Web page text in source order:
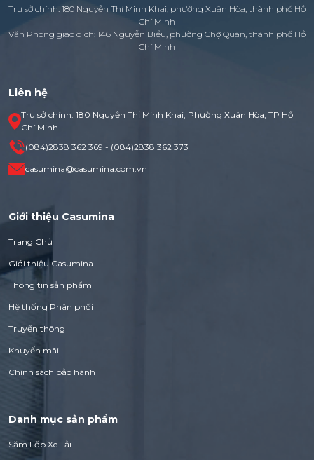
Trụ sở chính: 180 Nguyễn Thị Minh Khai, phường Xuân Hòa, thành phố Hồ
Chí Minh
Văn Phòng giao dịch: 146 Nguyễn Biểu, phường Chợ Quán, thành phố Hồ
Chí Minh
Liên hệ
Trụ sở chính: 180 Nguyễn Thị Minh Khai, Phường Xuân Hòa, TP Hồ
Chí Minh
(084)2838 362 369 - (084)2838 362 373
casumina@casumina.com.vn
Giới thiệu Casumina
Trang Chủ
Giới thiệu Casumina
Thông tin sản phẩm
Hệ thống Phân phối
Truyền thông
Khuyến mãi
Chính sách bảo hành
Danh mục sản phẩm
Săm Lốp Xe Tải